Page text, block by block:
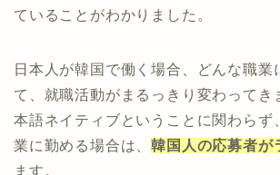
ていることがわかりました。
日本人が韓国で働く場合、どんな職業
て、就職活動がまるっきり変わってき
本語ネイティブということに関わらず
業に勤める場合は、韓国人の応募者が
ます。